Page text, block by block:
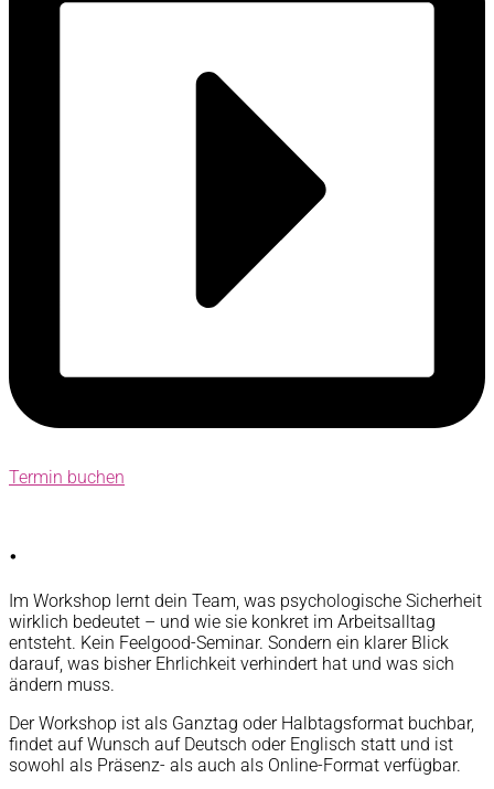
Termin buchen
.
Im Workshop lernt dein Team, was psychologische Sicherheit
wirklich bedeutet – und wie sie konkret im Arbeitsalltag
entsteht. Kein Feelgood-Seminar. Sondern ein klarer Blick
darauf, was bisher Ehrlichkeit verhindert hat und was sich
ändern muss.
Der Workshop ist als Ganztag oder Halbtagsformat buchbar,
findet auf Wunsch auf Deutsch oder Englisch statt und ist
sowohl als Präsenz- als auch als Online-Format verfügbar.